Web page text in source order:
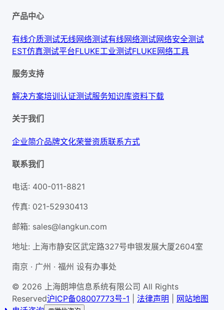
产品中心
有线介质测试无线网络测试有线网络测试网络安全测试
EST仿真测试平台FLUKE工业测试FLUKE网络工具
服务支持
解决方案培训认证测试服务知识库资料下载
关于我们
企业简介品牌文化荣誉资质联系方式
联系我们
电话: 400-011-8821
传真: 021-52930413
邮箱: sales@langkun.com
地址: 上海市静安区武定路327号申银发展大厦2604室
南京 · 广州 · 福州 设有办事处
© 2026 上海朗坤信息系统有限公司 All Rights
Reserved沪ICP备08007773号-1 法律声明
网站地图